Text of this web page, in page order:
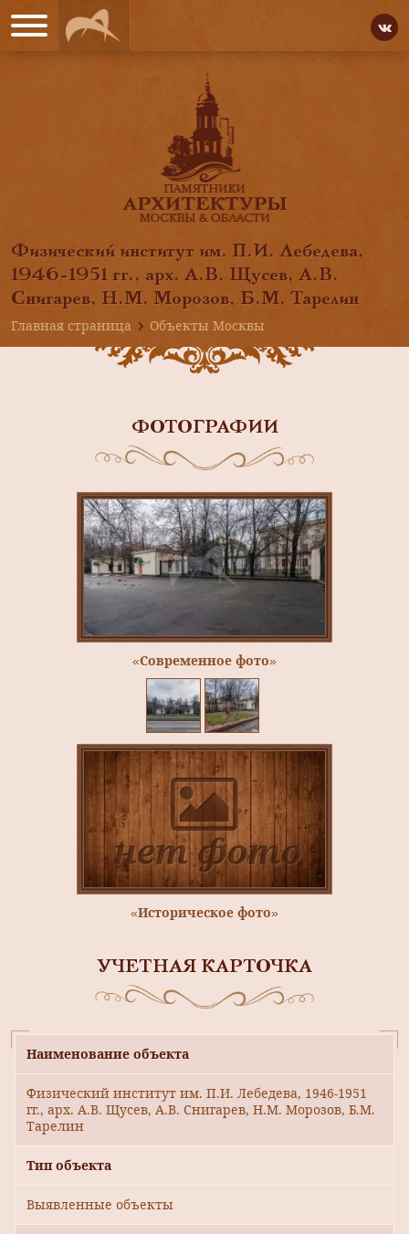
Физический институт им. П.И. Лебедева,
1946-1951 гг., арх. А.В. Щусев, А.В.
Снигарев, Н.М. Морозов, Б.М. Тарелин
Главная страница
Объекты Москвы
ФОТОГРАФИИ
«Современное фото»
«Историческое фото»
УЧЕТНАЯ КАРТОЧКА
Наименование объекта
Физический институт им. П.И. Лебедева, 1946-1951
гг., арх. А.В. Щусев, А.В. Снигарев, Н.М. Морозов, Б.М.
Тарелин
Тип объекта
Выявленные объекты